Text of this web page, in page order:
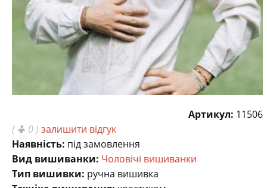
Артикул: 11506
(
0 ) залишити відгук
Наявність: під замовлення
Вид вишиванки: Чоловічі вишиванки
Тип вишивки: ручна вишивка